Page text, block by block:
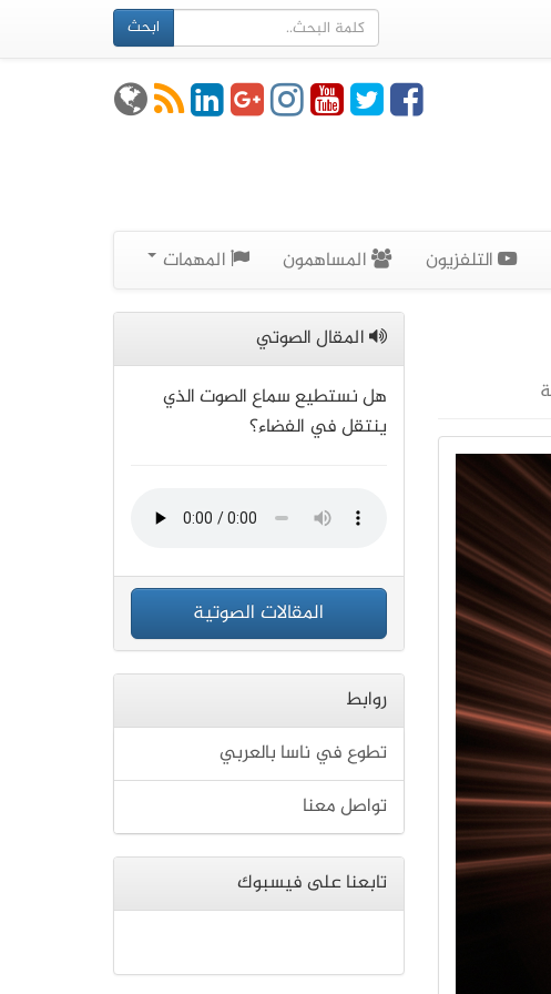
ابحث
التلفزيون المساهمون المهمات
المقال الصوتي
هل نستطيع سماع الصوت الذي
ينتقل في الفضاء؟
المقالات الصوتية
روابط
تطوع في ناسا بالعربي
تواصل معنا
تابعنا على فيسبوك